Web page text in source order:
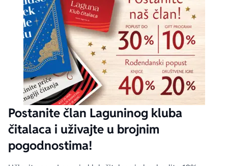
Postanite član Laguninog kluba
čitalaca i uživajte u brojnim
pogodnostima!